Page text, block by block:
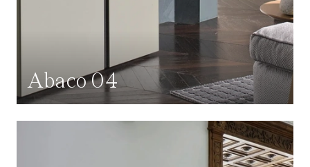
Abaco 04